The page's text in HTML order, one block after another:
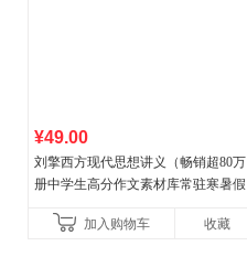
¥49.00
刘擎西方现代思想讲义（畅销超80万
册中学生高分作文素材库常驻寒暑假
讲透西方思想史，哲学知
加入购物车 收藏